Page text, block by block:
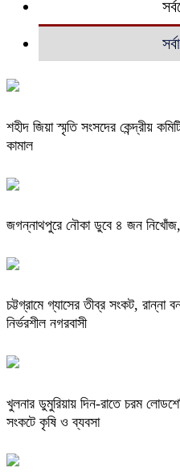
শহীদ জিয়া স্মৃতি সংসদের কেন্দ্রীয়
কামাল
জগন্নাথপুরে নৌকা ডুবে ৪ জন
চট্টগ্রামে গ্যাসের তীব্র সংকট, রান্না
নির্ভরশীল নগরবাসী
খুলনার ডুমুরিয়ায় দিন-রাতে চরম
সংকটে কৃষি ও ব্যবসা